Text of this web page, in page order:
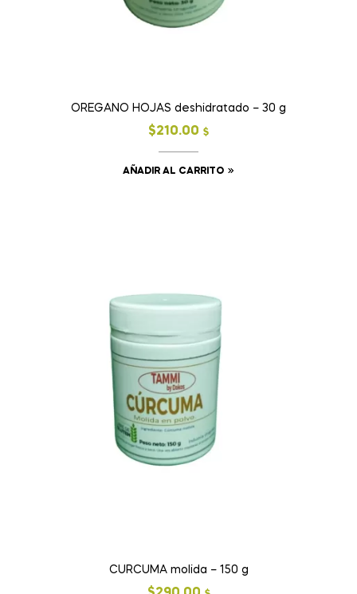
OREGANO HOJAS deshidratado – 30 g
$210.00 $
AÑADIR AL CARRITO
CURCUMA molida – 150 g